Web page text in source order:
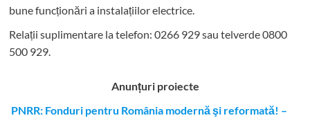
bune funcționări a instalațiilor electrice.
Relații suplimentare la telefon: 0266 929 sau telverde 0800
500 929.
Anunțuri proiecte
PNRR: Fonduri pentru România modernă şi reformată! –